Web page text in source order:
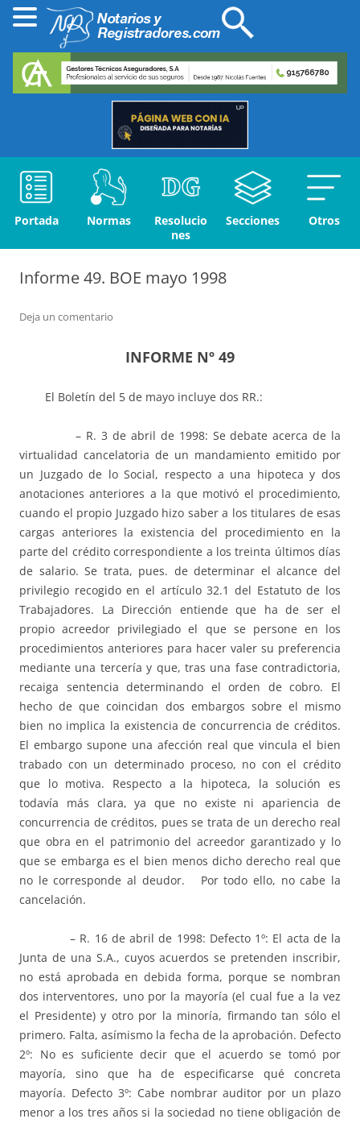
Portada Normas
Resolucio
nes
Secciones Otros
Informe 49. BOE mayo 1998
Deja un comentario
INFORME Nº 49
El Boletín del 5 de mayo incluye dos RR.:
– R. 3 de abril de 1998: Se debate acerca de la
virtualidad cancelatoria de un mandamiento emitido por
un Juzgado de lo Social, respecto a una hipoteca y dos
anotaciones anteriores a la que motivó el procedimiento,
cuando el propio Juzgado hizo saber a los titulares de esas
cargas anteriores la existencia del procedimiento en la
parte del crédito correspondiente a los treinta últimos días
de salario. Se trata, pues. de determinar el alcance del
privilegio recogido en el artículo 32.1 del Estatuto de los
Trabajadores. La Dirección entiende que ha de ser el
propio acreedor privilegiado el que se persone en los
procedimientos anteriores para hacer valer su preferencia
mediante una tercería y que, tras una fase contradictoria,
recaiga sentencia determinando el orden de cobro. El
hecho de que coincidan dos embargos sobre el mismo
bien no implica la existencia de concurrencia de créditos.
El embargo supone una afección real que vincula el bien
trabado con un determinado proceso, no con el crédito
que lo motiva. Respecto a la hipoteca, la solución es
todavía más clara, ya que no existe ni apariencia de
concurrencia de créditos, pues se trata de un derecho real
que obra en el patrimonio del acreedor garantizado y lo
que se embarga es el bien menos dicho derecho real que
no le corresponde al deudor. Por todo ello, no cabe la
cancelación.
– R. 16 de abril de 1998: Defecto 1º: El acta de la
Junta de una S.A., cuyos acuerdos se pretenden inscribir,
no está aprobada en debida forma, porque se nombran
dos interventores, uno por la mayoría (el cual fue a la vez
el Presidente) y otro por la minoría, firmando tan sólo el
primero. Falta, asímismo la fecha de la aprobación. Defecto
2º: No es suficiente decir que el acuerdo se tomó por
mayoría, sino que ha de especificarse qué concreta
mayoría. Defecto 3º: Cabe nombrar auditor por un plazo
menor a los tres años si la sociedad no tiene obligación de